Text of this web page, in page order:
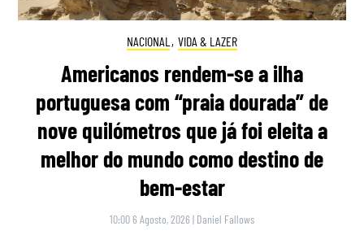
NACIONAL , VIDA & LAZER
Americanos rendem-se a ilha
portuguesa com “praia dourada” de
nove quilómetros que já foi eleita a
melhor do mundo como destino de
bem-estar
10:00 6 Agosto, 2026 | Daniel Fallows